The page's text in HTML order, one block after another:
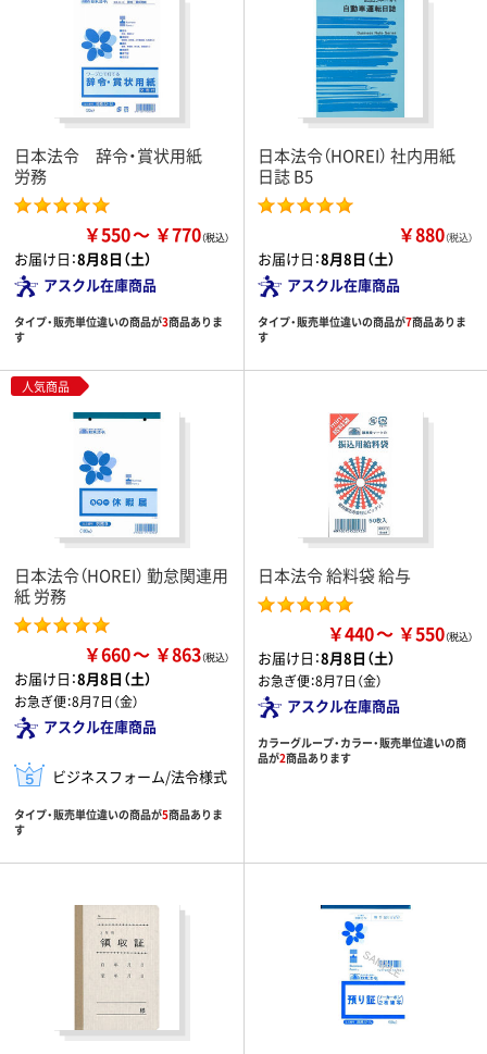
日本法令 辞令・賞状用紙
労務
￥550 ￥770
お届け日：8月8日（土）
アスクル在庫商品
タイプ・販売単位違いの商品が3商品ありま
す
日本法令（HOREI） 社内用紙
日誌 B5
￥880（税込）
お届け日：8月8日（土）
アスクル在庫商品
タイプ・販売単位違いの商品が7商品ありま
す
人気商品
日本法令（HOREI） 勤怠関連用
紙 労務
￥660 ￥863
お届け日：8月8日（土）
お急ぎ便：8月7日（金）
アスクル在庫商品
ビジネスフォーム/法令様式
タイプ・販売単位違いの商品が5商品ありま
す
日本法令 給料袋 給与
￥440 ￥550
お届け日：8月8日（土）
お急ぎ便：8月7日（金）
アスクル在庫商品
カラーグループ・カラー・販売単位違いの商
品が2商品あります